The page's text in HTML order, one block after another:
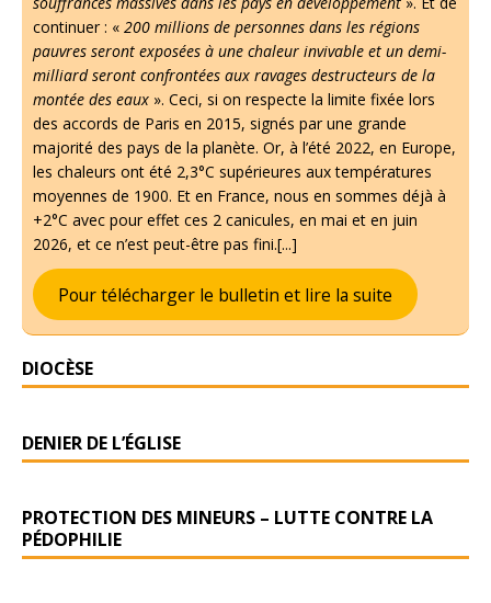
continuer : « 200 millions de personnes dans les régions
pauvres seront exposées à une chaleur invivable et un demi-
milliard seront confrontées aux ravages destructeurs de la
montée des eaux ». Ceci, si on respecte la limite fixée lors
des accords de Paris en 2015, signés par une grande
majorité des pays de la planète. Or, à l’été 2022, en Europe,
les chaleurs ont été 2,3°C supérieures aux températures
moyennes de 1900. Et en France, nous en sommes déjà à
+2°C avec pour effet ces 2 canicules, en mai et en juin
2026, et ce n’est peut-être pas fini.[...]
Pour télécharger le bulletin et lire la suite
DIOCÈSE
DENIER DE L’ÉGLISE
PROTECTION DES MINEURS – LUTTE CONTRE LA
PÉDOPHILIE